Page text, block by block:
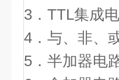
3．TTL集成
4．与、非
5．半